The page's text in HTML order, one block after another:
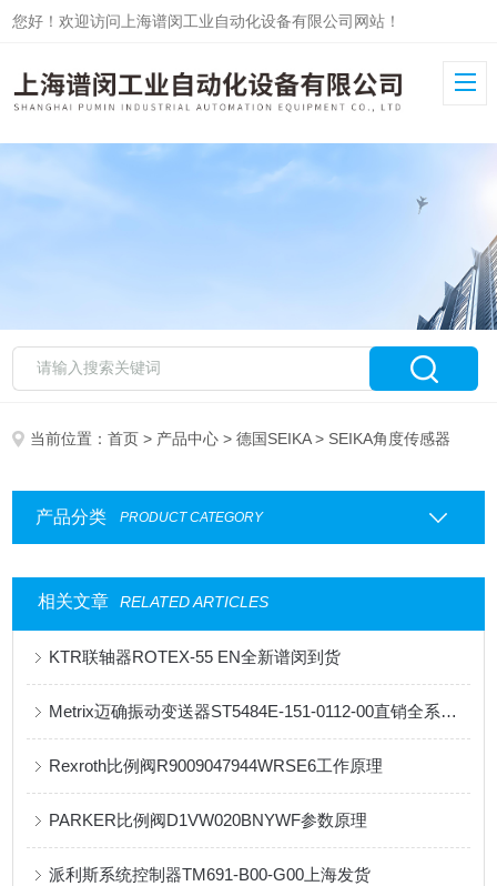
您好！欢迎访问上海谱闵工业自动化设备有限公司网站！
当前位置：首页 > 产品中心 >德国SEIKA> SEIKA角度传感器
产品分类 PRODUCT CATEGORY
相关文章 RELATED ARTICLES
KTR联轴器ROTEX-55 EN全新谱闵到货
Metrix迈确振动变送器ST5484E-151-0112-00直销全系列资料
Rexroth比例阀R9009047944WRSE6工作原理
PARKER比例阀D1VW020BNYWF参数原理
派利斯系统控制器TM691-B00-G00上海发货